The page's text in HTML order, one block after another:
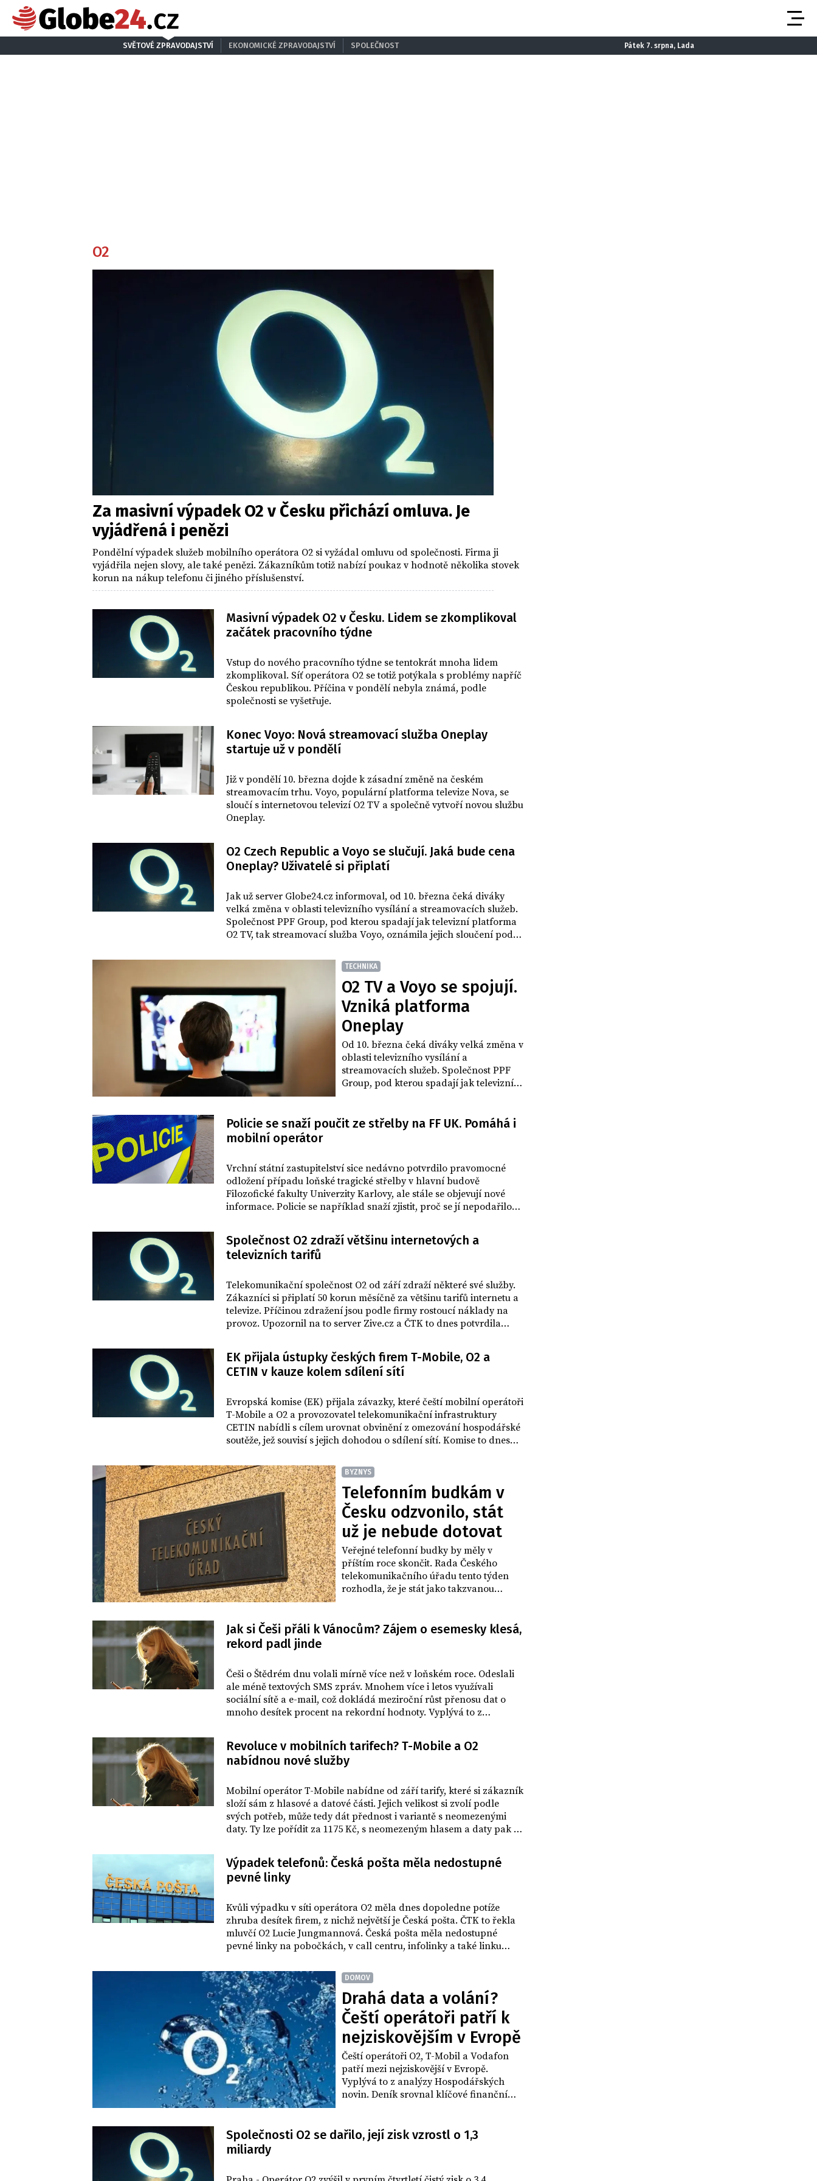
SVĚTOVÉ ZPRAVODAJSTVÍ EKONOMICKÉ ZPRAVODAJSTVÍ SPOLEČNOST Pátek 7. srpna, Lada
O2
Za masivní výpadek O2 v Česku přichází omluva. Je
vyjádřená i penězi
Pondělní výpadek služeb mobilního operátora O2 si vyžádal omluvu od společnosti. Firma ji
vyjádřila nejen slovy, ale také penězi. Zákazníkům totiž nabízí poukaz v hodnotě několika stovek
korun na nákup telefonu či jiného příslušenství.
Masivní výpadek O2 v Česku. Lidem se zkomplikoval
začátek pracovního týdne
Vstup do nového pracovního týdne se tentokrát mnoha lidem
zkomplikoval. Síť operátora O2 se totiž potýkala s problémy napříč
Českou republikou. Příčina v pondělí nebyla známá, podle
společnosti se vyšetřuje.
Konec Voyo: Nová streamovací služba Oneplay
startuje už v pondělí
Již v pondělí 10. března dojde k zásadní změně na českém
streamovacím trhu. Voyo, populární platforma televize Nova, se
sloučí s internetovou televizí O2 TV a společně vytvoří novou službu
Oneplay.
O2 Czech Republic a Voyo se slučují. Jaká bude cena
Oneplay? Uživatelé si připlatí
Jak už server Globe24.cz informoval, od 10. března čeká diváky
velká změna v oblasti televizního vysílání a streamovacích služeb.
Společnost PPF Group, pod kterou spadají jak televizní platforma
O2 TV, tak streamovací služba Voyo, oznámila jejich sloučení pod
TECHNIKA
O2 TV a Voyo se spojují.
Vzniká platforma
Oneplay
Od 10. března čeká diváky velká změna v
oblasti televizního vysílání a
streamovacích služeb. Společnost PPF
Group, pod kterou spadají jak televizní
jednotnou značku Oneplay. Nová
platforma má nabídnout široké
místě, a to bez ohledu na poskytovatele
internetu.
Policie se snaží poučit ze střelby na FF UK. Pomáhá i
mobilní operátor
Vrchní státní zastupitelství sice nedávno potvrdilo pravomocné
odložení případu loňské tragické střelby v hlavní budově
Filozofické fakulty Univerzity Karlovy, ale stále se objevují nové
informace. Policie se například snaží zjistit, proč se jí nepodařilo
Společnost O2 zdraží většinu internetových a
televizních tarifů
Telekomunikační společnost O2 od září zdraží některé své služby.
Zákazníci si připlatí 50 korun měsíčně za většinu tarifů internetu a
televize. Příčinou zdražení jsou podle firmy rostoucí náklady na
provoz. Upozornil na to server Zive.cz a ČTK to dnes potvrdila
Vodafone. Ten zatím ceny nemění, do budoucna však v případě
dalšího zhoršení situace možná opatření nevyloučil.
EK přijala ústupky českých firem T-Mobile, O2 a
CETIN v kauze kolem sdílení sítí
Evropská komise (EK) přijala závazky, které čeští mobilní operátoři
T-Mobile a O2 a provozovatel telekomunikační infrastruktury
CETIN nabídli s cílem urovnat obvinění z omezování hospodářské
soutěže, jež souvisí s jejich dohodou o sdílení sítí. Komise to dnes
vyšetřování těchto podniků.BYZNYS
Telefonním budkám v
Česku odzvonilo, stát
už je nebude dotovat
Veřejné telefonní budky by měly v
příštím roce skončit. Rada Českého
telekomunikačního úřadu tento týden
rozhodla, že je stát jako takzvanou
neplánuje dál provozovat, nyní má 1150
budek. Vyplývá to z monitorovací zprávy
Jak si Češi přáli k Vánocům? Zájem o esemesky klesá,
rekord padl jinde
Češi o Štědrém dnu volali mírně více než v loňském roce. Odeslali
ale méně textových SMS zpráv. Mnohem více i letos využívali
sociální sítě a e-mail, což dokládá meziroční růst přenosu dat o
mnoho desítek procent na rekordní hodnoty. Vyplývá to z
Revoluce v mobilních tarifech? T-Mobile a O2
nabídnou nové služby
Mobilní operátor T-Mobile nabídne od září tarify, které si zákazník
složí sám z hlasové a datové části. Jejich velikost si zvolí podle
svých potřeb, může tedy dát přednost i variantě s neomezenými
daty. Ty lze pořídit za 1175 Kč, s neomezeným hlasem a daty pak za
zprávě. Neomezená data nabízí i konkurenční Vodafone. O2 novou
nabídku tarifů představí v půlce září.
Výpadek telefonů: Česká pošta měla nedostupné
pevné linky
Kvůli výpadku v síti operátora O2 měla dnes dopoledne potíže
zhruba desítek firem, z nichž největší je Česká pošta. ČTK to řekla
mluvčí O2 Lucie Jungmannová. Česká pošta měla nedostupné
pevné linky na pobočkách, v call centru, infolinky a také linku
služba začala opět fungovat.DOMOV
Drahá data a volání?
Čeští operátoři patří k
nejziskovějším v Evropě
Čeští operátoři O2, T-Mobil a Vodafon
patří mezi nejziskovější v Evropě.
Vyplývá to z analýzy Hospodářských
novin. Deník srovnal klíčové finanční
obchodováni na burze, a jejichž
Společnosti O2 se dařilo, její zisk vzrostl o 1,3
miliardy